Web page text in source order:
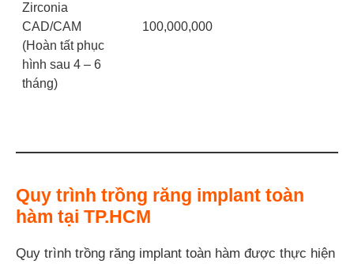
Zirconia
CAD/CAM
(Hoàn tất phục
hình sau 4 – 6
tháng)
100,000,000
Quy trình trồng răng implant toàn
hàm tại TP.HCM
Quy trình trồng răng implant toàn hàm được thực hiện